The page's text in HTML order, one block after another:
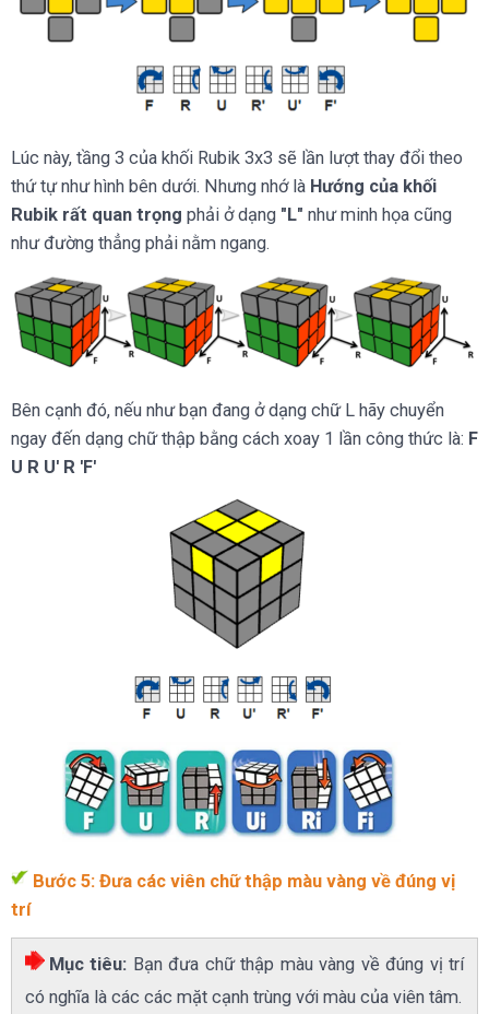
Lúc này, tầng 3 của khối Rubik 3x3 sẽ lần lượt thay đổi theo
thứ tự như hình bên dưới. Nhưng nhớ là Hướng của khối
Rubik rất quan trọng phải ở dạng "L" như minh họa cũng
như đường thẳng phải nằm ngang.
Bên cạnh đó, nếu như bạn đang ở dạng chữ L hãy chuyển
ngay đến dạng chữ thập bằng cách xoay 1 lần công thức là: F
U R U' R 'F'
Bước 5: Đưa các viên chữ thập màu vàng về đúng vị
trí
Mục tiêu: Bạn đưa chữ thập màu vàng về đúng vị trí
có nghĩa là các các mặt cạnh trùng với màu của viên tâm.